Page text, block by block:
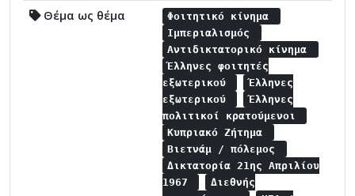
Θέμα ως θέμα
Φοιτητικό κίνημα
Ιμπεριαλισμός
Αντιδικτατορικό κίνημα
Έλληνες φοιτητές
εξωτερικού
Έλληνες
εξωτερικού
Έλληνες
πολιτικοί κρατούμενοι
Κυπριακό Ζήτημα
Βιετνάμ / πόλεμος
Δικτατορία 21ης Απριλίου
1967
Διεθνής